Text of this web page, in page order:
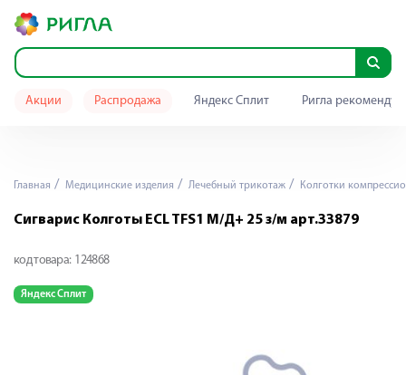
Акции Распродажа Яндекс Сплит Ригла
Главная Медицинские изделия Лечебный трикотаж Колготки
Сигварис Колготы ECL TFS1 М/Д+ 25 з/м арт.33879
код товара: 124868
Яндекс Сплит